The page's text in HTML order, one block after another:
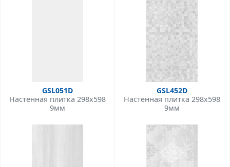
GSL051D
Настенная плитка 298x598
9мм
GSL452D
Настенная плитка 298x598
9мм